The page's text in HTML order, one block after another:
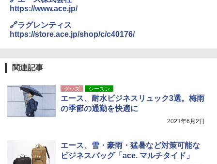
https://www.ace.jp/
🔗ラグレンティス
https://store.ace.jp/shop/c/c40176/
関連記事
グッズ シーズン
エース、耐水ビジネスリュック3選。梅雨
の季節の通勤を快適に
2023年6月2日
エース、雪・豪雨・猛暑など対策可能な
ビジネスバッグ「ace. マルチタイド」